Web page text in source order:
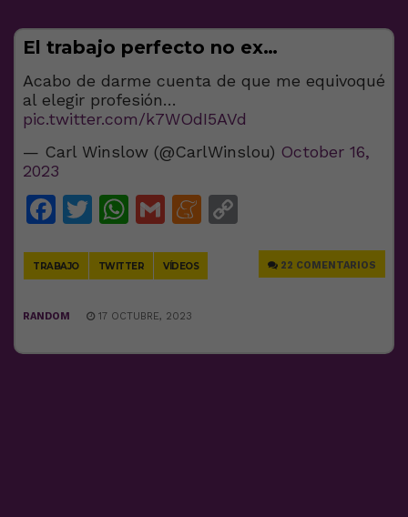
El trabajo perfecto no ex…
Acabo de darme cuenta de que me equivoqué
al elegir profesión…
pic.twitter.com/k7WOdI5AVd
— Carl Winslow (@CarlWinslou) October 16,
2023
Facebook
Twitter
WhatsApp
GmailMeneame
TRABAJO TWITTER VÍDEOS 22 COMENTARIOS
RANDOM 17 OCTUBRE, 2023